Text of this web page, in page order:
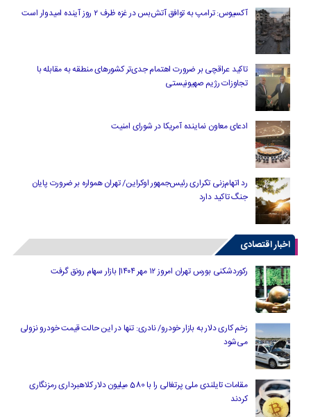
آکسیوس: ترامپ به توافق آتش‌بس در غزه ظرف ۲ روز آینده امیدوار است
تاکید عراقچی بر ضرورت اهتمام جدی‌تر کشورهای منطقه به مقابله با
تجاوزات رژیم صهیونیستی
ادعای معاون نماینده آمریکا در شورای امنیت
رد اتهام‌زنی تکراری رئیس‌جمهور اوکراین/ تهران همواره بر ضرورت پایان
جنگ تاکید دارد
اخبار اقتصادی
رکوردشکنی بورس تهران امروز ۱۲ مهر ۱۴۰۴| بازار سهام رونق گرفت
زخم کاری دلار به بازار خودرو/ نادری: تنها در این حالت قیمت خودرو نزولی
می‌شود
مقامات تایلندی ملی پرتغالی را با 580 میلیون دلار کلاهبرداری رمزنگاری
کردند